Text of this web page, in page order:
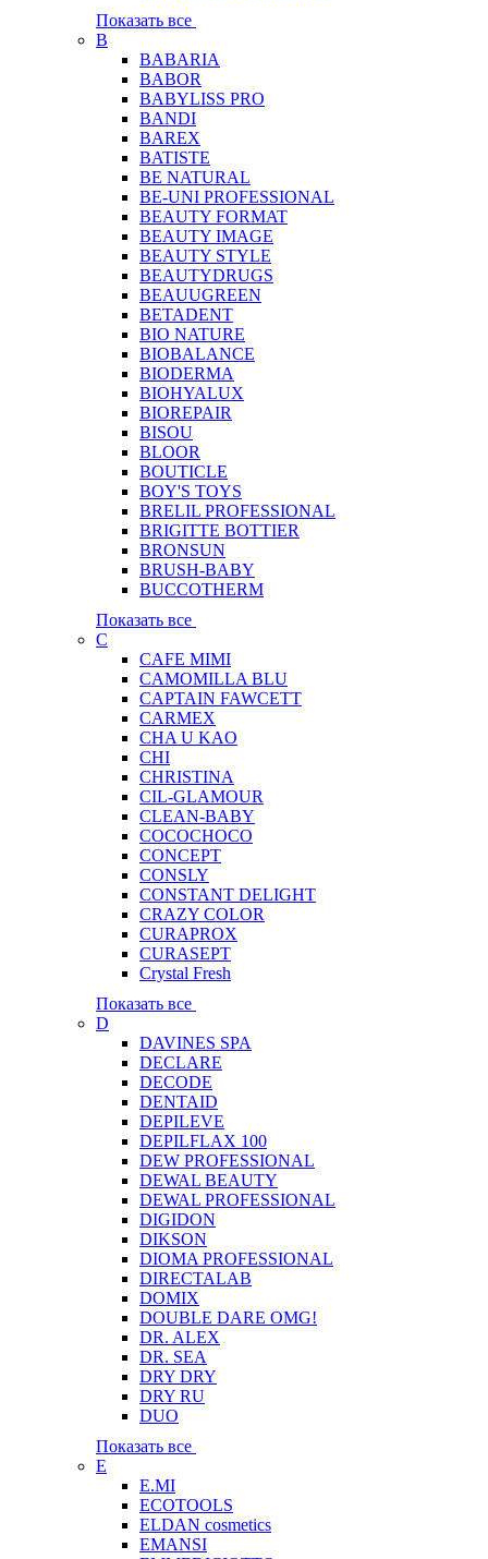
Показать все
B
BABARIA
BABOR
BABYLISS PRO
BANDI
BAREX
BATISTE
BE NATURAL
BE-UNI PROFESSIONAL
BEAUTY FORMAT
BEAUTY IMAGE
BEAUTY STYLE
BEAUTYDRUGS
BEAUUGREEN
BETADENT
BIO NATURE
BIOBALANCE
BIODERMA
BIOHYALUX
BIOREPAIR
BISOU
BLOOR
BOUTICLE
BOY'S TOYS
BRELIL PROFESSIONAL
BRIGITTE BOTTIER
BRONSUN
BRUSH-BABY
BUCCOTHERM
Показать все
C
CAFE MIMI
CAMOMILLA BLU
CAPTAIN FAWCETT
CARMEX
CHA U KAO
CHI
CHRISTINA
CIL-GLAMOUR
CLEAN-BABY
COCOCHOCO
CONCEPT
CONSLY
CONSTANT DELIGHT
CRAZY COLOR
CURAPROX
CURASEPT
Crystal Fresh
Показать все
D
DAVINES SPA
DECLARE
DECODE
DENTAID
DEPILEVE
DEPILFLAX 100
DEW PROFESSIONAL
DEWAL BEAUTY
DEWAL PROFESSIONAL
DIGIDON
DIKSON
DIOMA PROFESSIONAL
DIRECTALAB
DOMIX
DOUBLE DARE OMG!
DR. ALEX
DR. SEA
DRY DRY
DRY RU
DUO
Показать все
E
E.MI
ECOTOOLS
ELDAN cosmetics
EMANSI